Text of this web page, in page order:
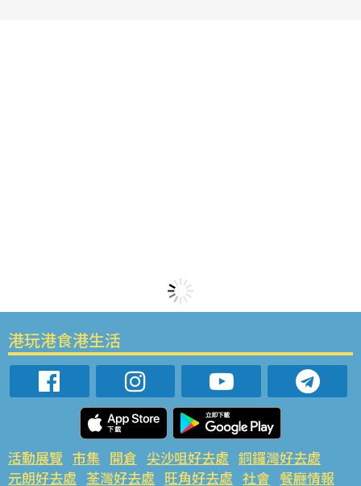
港玩港食港生活
活動展覽 市集 開倉 尖沙咀好去處 銅鑼灣好去處
元朗好去處 荃灣好去處 旺角好去處 社會 餐廳情報